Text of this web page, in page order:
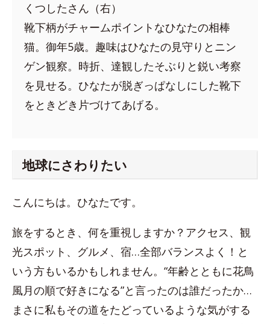
くつしたさん（右）
靴下柄がチャームポイントなひなたの相棒
猫。御年5歳。趣味はひなたの見守りとニン
ゲン観察。時折、達観したそぶりと鋭い考察
を見せる。ひなたが脱ぎっぱなしにした靴下
をときどき片づけてあげる。
地球にさわりたい
こんにちは。ひなたです。
旅をするとき、何を重視しますか？アクセス、観
光スポット、グルメ、宿…全部バランスよく！と
いう方もいるかもしれません。“年齢とともに花鳥
風月の順で好きになる”と言ったのは誰だったか…
まさに私もその道をたどっているような気がする